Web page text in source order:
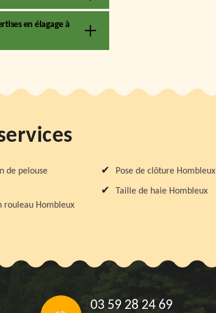
en élagage à
de pelouse
rouleau Hombleux
Pose de clôture Hombleux
Taille de haie Hombleux
03 59 28 24 69